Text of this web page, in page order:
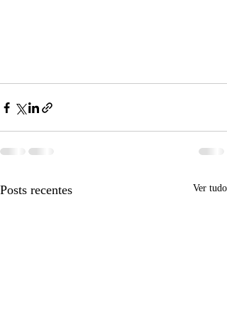
Posts recentes Ver tudo